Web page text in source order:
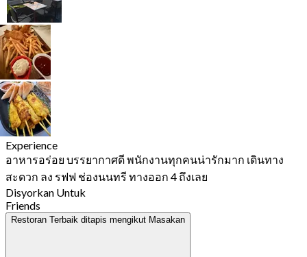
Experience
อาหารอร่อย บรรยากาศดี พนักงานทุกคนน่ารักมาก เดินทาง
สะดวก ลง รฟฟ ช่องนนทรี ทางออก 4 ถึงเลย
Disyorkan Untuk
Friends
Restoran Terbaik ditapis mengikut Masakan